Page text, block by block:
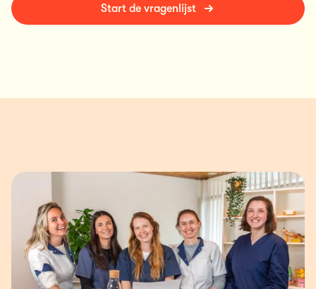
Start de vragenlijst